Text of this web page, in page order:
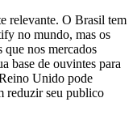
relevante. O Brasil tem
no mundo, mas os
que nos mercados
base de ouvintes para
Unido pode
reduzir seu publico